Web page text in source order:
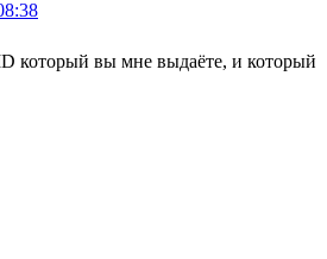
который вы мне выдаёте, и который